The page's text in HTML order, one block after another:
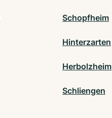
Schopfheim
Hinterzarten
Herbolzheim
Schliengen